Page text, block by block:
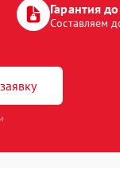
Гарантия
Составляем